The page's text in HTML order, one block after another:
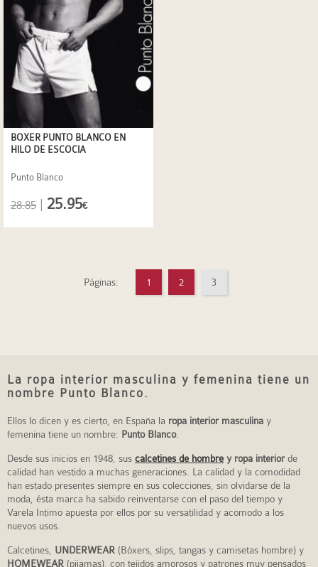
BOXER PUNTO BLANCO EN
HILO DE ESCOCIA
Punto Blanco
28.85 | 25.95€
Páginas: 1 2 3
La ropa interior masculina y femenina tiene un
nombre Punto Blanco.
Ellos lo dicen y es cierto, en España la ropa interior masculina y
femenina tiene un nombre: Punto Blanco.
Desde sus inicios en 1948, sus calcetines de hombre y ropa interiorde
calidad han vestido a muchas generaciones. La calidad y la comodidad
han estado presentes siempre en sus colecciones, sin olvidarse de la
moda, ésta marca ha sabido reinventarse con el paso del tiempo y
Varela Intimo apuesta por ellos por su versatilidad y acomodo a los
nuevos usos.
Calcetines, UNDERWEAR (Bóxers, slips, tangas y camisetas hombre) y
HOMEWEAR (pijamas), con tejidos amorosos y patrones muy pensados